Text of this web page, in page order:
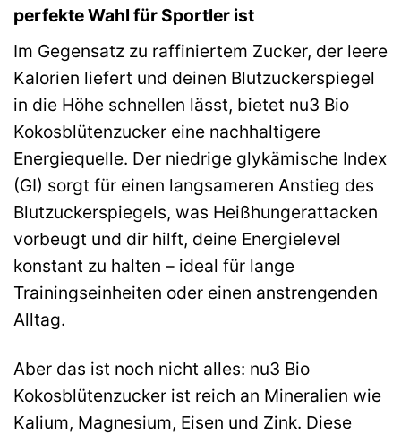
perfekte Wahl für Sportler ist
Im Gegensatz zu raffiniertem Zucker, der leere
Kalorien liefert und deinen Blutzuckerspiegel
in die Höhe schnellen lässt, bietet nu3 Bio
Kokosblütenzucker eine nachhaltigere
Energiequelle. Der niedrige glykämische Index
(GI) sorgt für einen langsameren Anstieg des
Blutzuckerspiegels, was Heißhungerattacken
vorbeugt und dir hilft, deine Energielevel
konstant zu halten – ideal für lange
Trainingseinheiten oder einen anstrengenden
Alltag.
Aber das ist noch nicht alles: nu3 Bio
Kokosblütenzucker ist reich an Mineralien wie
Kalium, Magnesium, Eisen und Zink. Diese